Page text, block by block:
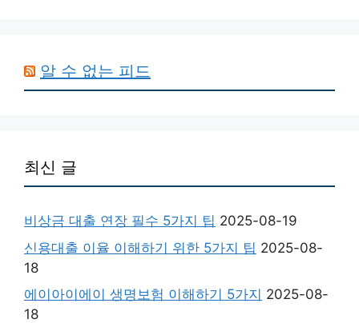
알 수 없는 피드
최신 글
비상금 대출 연장 필수 5가지 팁 2025-08-19
신용대출 이율 이해하기 위한 5가지 팁 2025-08-
18
에이아이에이 생명보험 이해하기 5가지 2025-08-
18